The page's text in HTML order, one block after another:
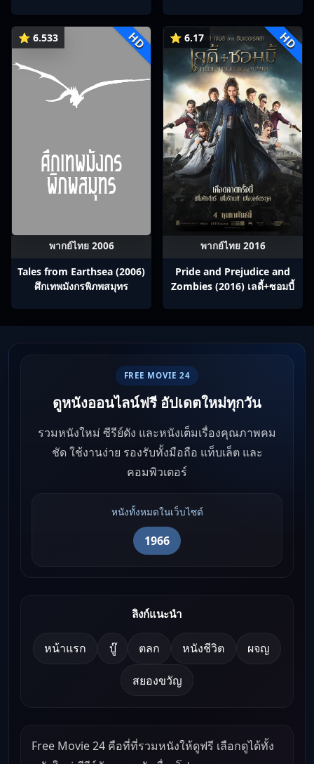
⭐ 6.533 HD
พากย์ไทย 2006
Tales from Earthsea (2006)
ศึกเทพมังกรพิภพสมุทร
⭐ 6.17 HD
พากย์ไทย 2016
Pride and Prejudice and
Zombies (2016) เลดี้+ซอมบี้
FREE MOVIE 24
ดูหนังออนไลน์ฟรี อัปเดตใหม่ทุกวัน
รวมหนังใหม่ ซีรีย์ดัง และหนังเต็มเรื่องคุณภาพคม
ชัด ใช้งานง่าย รองรับทั้งมือถือ แท็บเล็ต และ
คอมพิวเตอร์
หนังทั้งหมดในเว็บไซต์
1966
ลิงก์แนะนำ
หน้าแรก บู๊ ตลก หนังชีวิต ผจญ
สยองขวัญ
Free Movie 24 คือที่ที่รวมหนังให้ดูฟรี เลือกดูได้ทั้ง